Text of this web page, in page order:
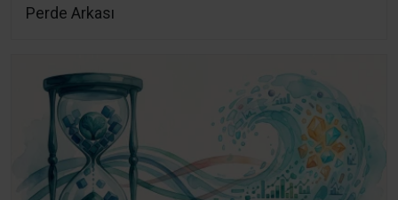
Perde Arkası